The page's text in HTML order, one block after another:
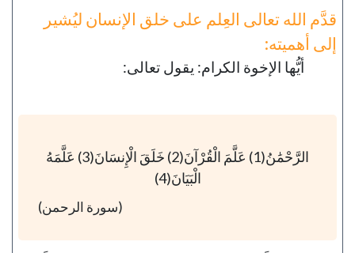
قدَّم الله تعالى العِلم على خلق الإنسان ليُشير
إلى أهميته:
أيُّها الإخوة الكرام: يقول تعالى:
الرَّحْمَٰنُ(1) عَلَّمَ الْقُرْآنَ(2) خَلَقَ الْإِنسَانَ(3) عَلَّمَهُ
الْبَيَانَ(4)
(سورة الرحمن)